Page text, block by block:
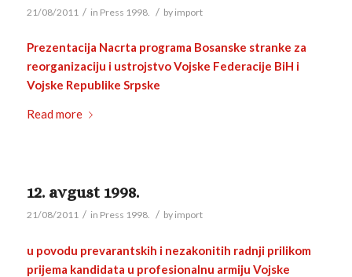
21/08/2011 / in Press 1998. / by import
Prezentacija Nacrta programa Bosanske stranke za
reorganizaciju i ustrojstvo Vojske Federacije BiH i
Vojske Republike Srpske
Read more
12. avgust 1998.
21/08/2011 / in Press 1998. / by import
u povodu prevarantskih i nezakonitih radnji prilikom
prijema kandidata u profesionalnu armiju Vojske